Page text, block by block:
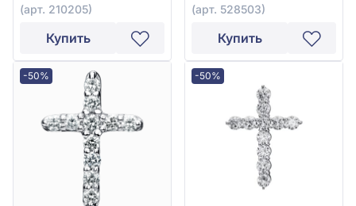
(арт. 210205)
Купить
(арт. 528503)
Купить
-50% -50%